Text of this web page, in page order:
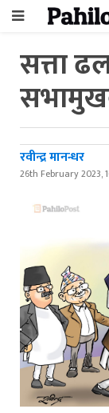
सत्ता
रवीन्द्र मानन्धर
26th February 2023,